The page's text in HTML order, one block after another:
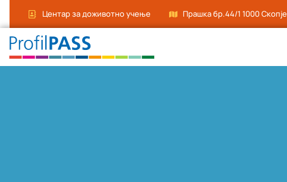
Центар за доживотно учење Прашка бр.44/1 1000 Скопје